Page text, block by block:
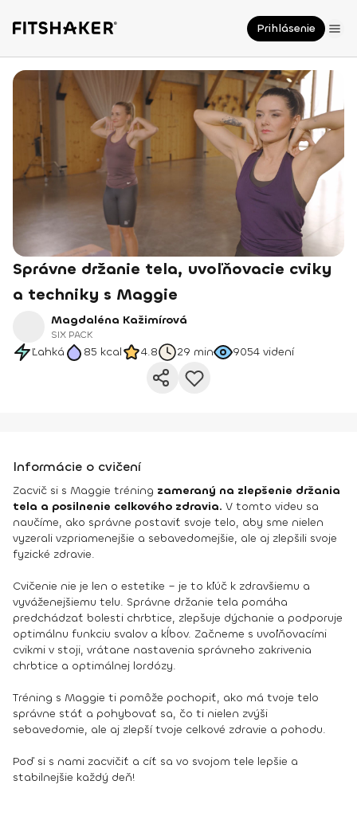
Prihlásenie
Správne držanie tela, uvoľňovacie cviky
a techniky s Maggie
Magdaléna Kažimírová
SIX PACK
Ľahká 85 kcal 4.8 29 min 9054 videní
Informácie o cvičení
Zacvič si s Maggie tréning zameraný na zlepšenie držania
tela a posilnenie celkového zdravia. V tomto videu sa
naučíme, ako správne postaviť svoje telo, aby sme nielen
vyzerali vzpriamenejšie a sebavedomejšie, ale aj zlepšili svoje
fyzické zdravie.
Cvičenie nie je len o estetike – je to kľúč k zdravšiemu a
vyváženejšiemu telu. Správne držanie tela pomáha
predchádzať bolesti chrbtice, zlepšuje dýchanie a podporuje
optimálnu funkciu svalov a kĺbov. Začneme s uvoľňovacími
cvikmi v stoji, vrátane nastavenia správneho zakrivenia
chrbtice a optimálnej lordózy.
Tréning s Maggie ti pomôže pochopiť, ako má tvoje telo
správne stáť a pohybovať sa, čo ti nielen zvýši
sebavedomie, ale aj zlepší tvoje celkové zdravie a pohodu.
Poď si s nami zacvičiť a cíť sa vo svojom tele lepšie a
stabilnejšie každý deň!